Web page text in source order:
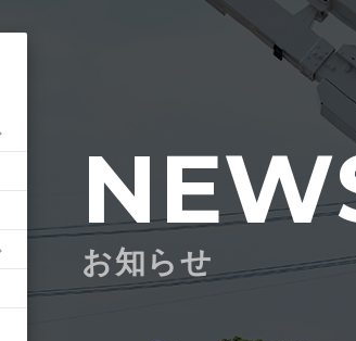
お知らせ